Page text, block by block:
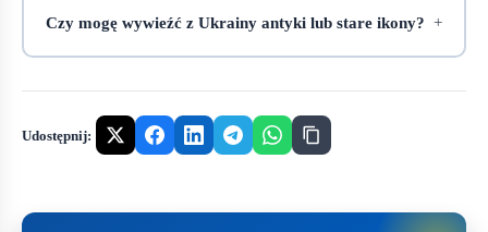
Czy mogę wywieźć z Ukrainy antyki lub stare ikony?
Udostępnij: